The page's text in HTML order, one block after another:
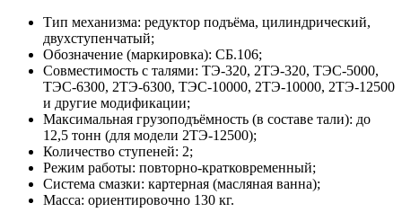
Тип механизма: редуктор подъёма, цилиндрический,
двухступенчатый;
Обозначение (маркировка): СБ.106;
Совместимость с талями: ТЭ‑320, 2ТЭ‑320, ТЭС‑5000,
ТЭС‑6300, 2ТЭ‑6300, ТЭС‑10000, 2ТЭ‑10000, 2ТЭ‑12500
и другие модификации;
Максимальная грузоподъёмность (в составе тали): до
12,5 тонн (для модели 2ТЭ‑12500);
Количество ступеней: 2;
Режим работы: повторно‑кратковременный;
Система смазки: картерная (масляная ванна);
Масса: ориентировочно 130 кг.